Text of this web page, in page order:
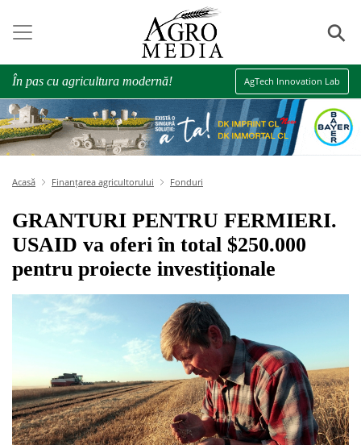
⚲
În pas cu agricultura modernă! AgTech Innovation Lab
Acasă Finanțarea agricultorului Fonduri
GRANTURI PENTRU FERMIERI.
USAID va oferi în total $250.000
pentru proiecte investiționale